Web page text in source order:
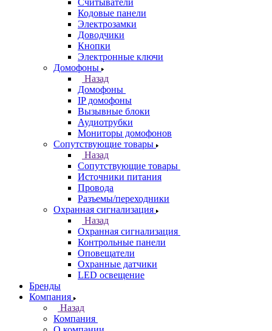
Считыватели
Кодовые панели
Электрозамки
Доводчики
Кнопки
Электронные ключи
Домофоны
Назад
Домофоны
IP домофоны
Вызывные блоки
Аудиотрубки
Мониторы домофонов
Сопутствующие товары
Назад
Сопутствующие товары
Источники питания
Провода
Разъемы/переходники
Охранная сигнализация
Назад
Охранная сигнализация
Контрольные панели
Оповещатели
Охранные датчики
LED освещение
Бренды
Компания
Назад
Компания